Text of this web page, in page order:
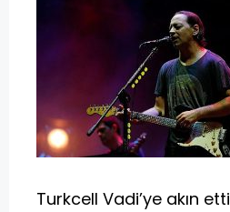
Turkcell Vadi’ye akın etti